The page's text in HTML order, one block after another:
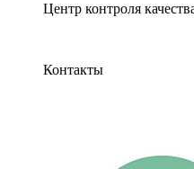
Центр контроля
Контакты